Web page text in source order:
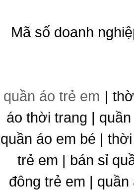
Mã số doanh
quần áo trẻ em |
áo thời trang |
quần áo em bé |
trẻ em | bán sỉ
đông trẻ em |